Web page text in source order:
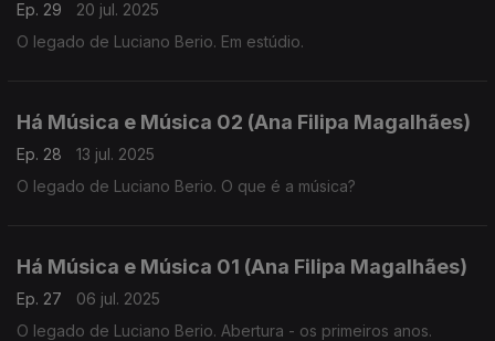
Ep. 29
20 jul. 2025
O legado de Luciano Berio. Em estúdio.
Há Música e Música 02 (Ana Filipa Magalhães)
Ep. 28
13 jul. 2025
O legado de Luciano Berio. O que é a música?
Há Música e Música 01 (Ana Filipa Magalhães)
Ep. 27
06 jul. 2025
O legado de Luciano Berio. Abertura - os primeiros anos.